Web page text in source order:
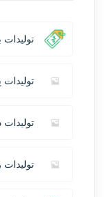
تولیدات
تولیدات
تولیدات